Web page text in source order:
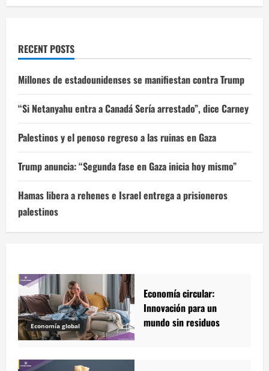
RECENT POSTS
Millones de estadounidenses se manifiestan contra Trump
“Si Netanyahu entra a Canadá Sería arrestado”, dice Carney
Palestinos y el penoso regreso a las ruinas en Gaza
Trump anuncia: “Segunda fase en Gaza inicia hoy mismo”
Hamas libera a rehenes e Israel entrega a prisioneros
palestinos
Economía global
Economía circular:
Innovación para un
mundo sin residuos